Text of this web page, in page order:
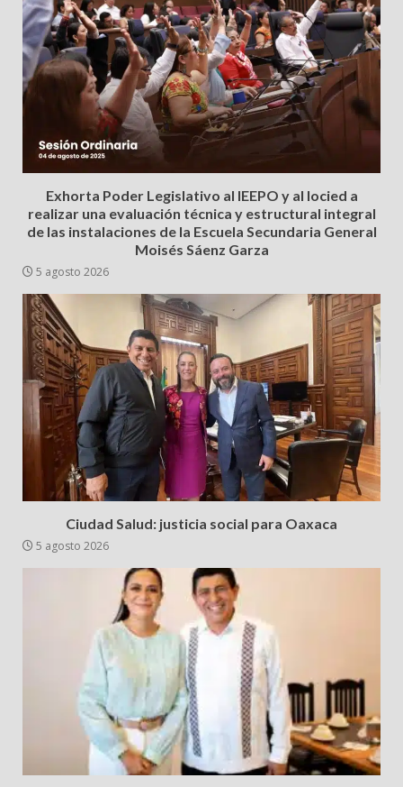
Exhorta Poder Legislativo al IEEPO y al Iocied a
realizar una evaluación técnica y estructural integral
de las instalaciones de la Escuela Secundaria General
Moisés Sáenz Garza
5 agosto 2026
Ciudad Salud: justicia social para Oaxaca
5 agosto 2026